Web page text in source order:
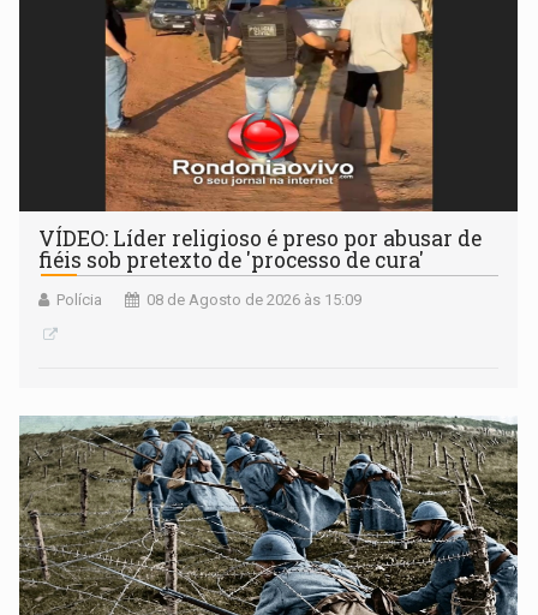
VÍDEO: Líder religioso é preso por abusar de
fiéis sob pretexto de 'processo de cura'
Polícia 08 de Agosto de 2026 às 15:09